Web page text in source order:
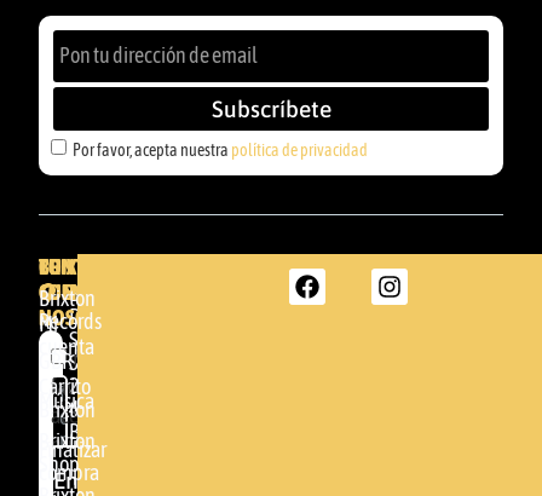
Por favor, acepta nuestra política de privacidad
Subscríbete
BRIXTON
DENDA -
SHOP
Somera
24
48005 -
BILBAO
(+34)
BRIXTON
Brixton
Records
GBR
Música
Brixton
Shop
TU
CUENTA
Mi
cuenta
Carrito
Brixton
Finalizar
compra
CONTACTA
CON
NOSOTROS
Por
favor,
acepta
nuestra
política de
Enviar